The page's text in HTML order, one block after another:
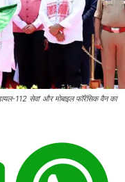
112 सेवा’ और मोबाइल फॉरेंसिक वैन का